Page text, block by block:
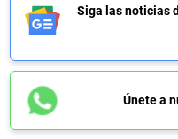
Siga las noticias
Únete a